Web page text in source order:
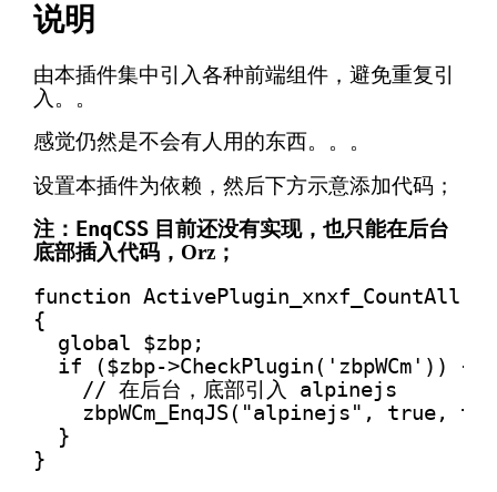
说明
由本插件集中引入各种前端组件，避免重复引
入。。
感觉仍然是不会有人用的东西。。。
设置本插件为依赖，然后下方示意添加代码；
注： EnqCSS 目前还没有实现，也只能在后台
底部插入代码，Orz；
function ActivePlugin_xnxf_CountAll()
{
global $zbp;
if ($zbp->CheckPlugin('zbpWCm')) {
// 在后台，底部引入 alpinejs
zbpWCm_EnqJS("alpinejs", true,
}
}